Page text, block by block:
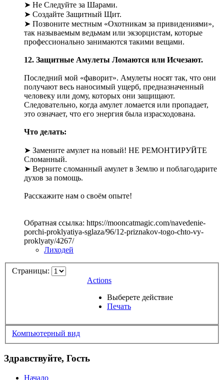
➤ Не Следуйте за Шарами.
➤ Создайте Защитный Щит.
➤ Позвоните местным «Охотникам за привидениями»,
так называемым ведьмам или экзорцистам, которые
профессионально занимаются такими вещами.
12. Защитные Амулеты Ломаются или Исчезают.
Последний мой «фаворит». Амулеты носят так, что они
получают весь наносимый ущерб, предназначенный
человеку или дому, которых они защищают.
Следовательно, когда амулет ломается или пропадает,
это означает, что его энергия была израсходована.
Что делать:
➤ Замените амулет на новый! НЕ РЕМОНТИРУЙТЕ
Сломанный.
➤ Верните сломанный амулет в Землю и поблагодарите
духов за помощь.
Расскажите нам о своём опыте!
Обратная ссылка: https://mooncatmagic.com/navedenie-
porchi-proklyatiya-sglaza/96/12-priznakov-togo-chto-vy-
proklyaty/4267/
Лиходей
Страницы:
Actions
Выберете действие
Печать
Компьютерный вид
Здравствуйте, Гость
Начало